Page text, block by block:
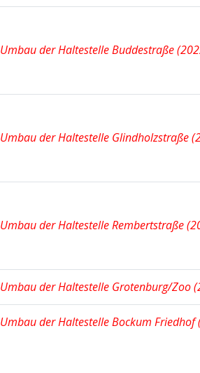
Umbau der Haltestelle Buddestraße
Umbau der Haltestelle Glindholzstraße
Umbau der Haltestelle Rembertstraße
Umbau der Haltestelle Grotenburg/Zoo
Umbau der Haltestelle Bockum Friedhof